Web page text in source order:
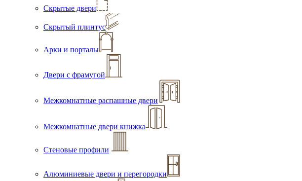
Скрытые двери
Скрытый плинтус
Арки и порталы
Двери с фрамугой
Межкомнатные распашные двери
Межкомнатные двери книжка
Стеновые профили
Алюминиевые двери и перегородки